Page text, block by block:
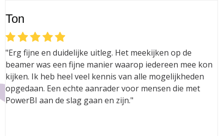
Ton
"Erg fijne en duidelijke uitleg. Het meekijken op de
beamer was een fijne manier waarop iedereen mee kon
kijken. Ik heb heel veel kennis van alle mogelijkheden
opgedaan. Een echte aanrader voor mensen die met
PowerBI aan de slag gaan en zijn."